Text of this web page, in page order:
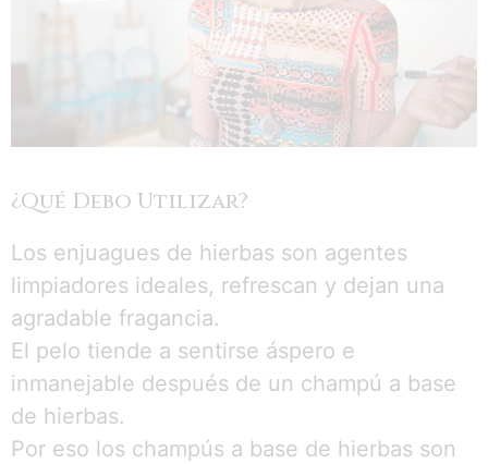
¿Qué Debo Utilizar?
Los enjuagues de hierbas son agentes
limpiadores ideales, refrescan y dejan una
agradable fragancia.
El pelo tiende a sentirse áspero e
inmanejable después de un champú a base
de hierbas.
Por eso los champús a base de hierbas son